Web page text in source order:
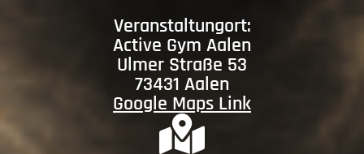
Veranstaltungort:
Active Gym Aalen
Ulmer Straße 53
73431 Aalen
Google Maps Link